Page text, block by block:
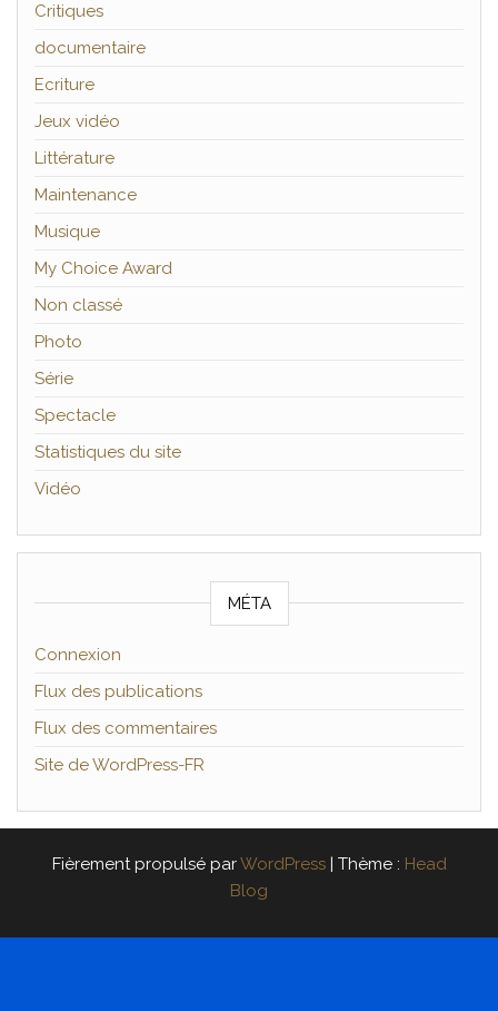
Critiques
documentaire
Ecriture
Jeux vidéo
Littérature
Maintenance
Musique
My Choice Award
Non classé
Photo
Série
Spectacle
Statistiques du site
Vidéo
MÉTA
Connexion
Flux des publications
Flux des commentaires
Site de WordPress-FR
Fièrement propulsé parWordPress | Thème : Head
Blog